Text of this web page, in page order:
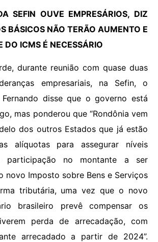
SEFIN OUVE EMPRESÁRIOS, DIZ
BÁSICOS NÃO TERÃO AUMENTO E
DO ICMS É NECESSÁRIO
durante reunião com quase duas
empresariais, na Sefin, o
disse que o governo está
mas ponderou que “Rondônia vem
dos outros Estados que já estão
alíquotas para assegurar níveis
participação no montante a ser
novo Imposto sobre Bens e Serviços
tributária, uma vez que o novo
brasileiro prevê compensar os
perda de arrecadação, com
arrecadado a partir de 2024”.